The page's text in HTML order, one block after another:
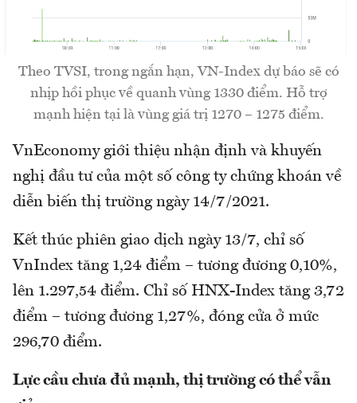
Theo TVSI, trong ngắn hạn, VN-Index dự báo sẽ có
nhịp hồi phục về quanh vùng 1330 điểm. Hỗ trợ
mạnh hiện tại là vùng giá trị 1270 – 1275 điểm.
VnEconomy giới thiệu nhận định và khuyến
nghị đầu tư của một số công ty chứng khoán về
diễn biến thị trường ngày 14/7/2021.
Kết thúc phiên giao dịch ngày 13/7, chỉ số
VnIndex tăng 1,24 điểm – tương đương 0,10%,
lên 1.297,54 điểm. Chỉ số HNX-Index tăng 3,72
điểm – tương đương 1,27%, đóng cửa ở mức
296,70 điểm.
Lực cầu chưa đủ mạnh, thị trường có thể vẫn